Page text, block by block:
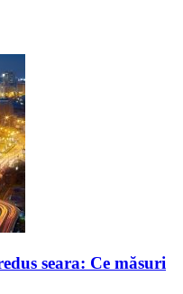
seara: Ce măsuri